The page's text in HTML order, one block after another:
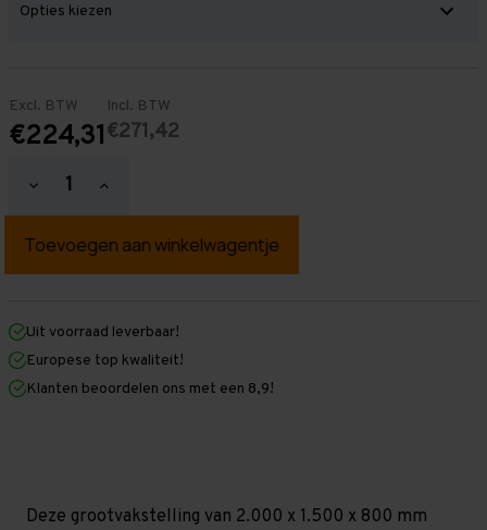
Excl. BTW
€224,31
Incl. BTW
€271,42
Hoeveelheid
verlagen
Grootvakstelling
mm
mm
x
800
mm
Hoeveelheid
verhogen
Grootvakstelling
mm
mm
800
mm
Uit voorraad leverbaar!
Europese top kwaliteit!
Klanten beoordelen ons met een 8,9!
Deze grootvakstelling van 2.000 x 1.500 x 800 mm